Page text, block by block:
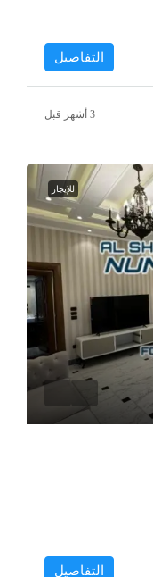
التفاصيل
للإيجار
التفاصيل